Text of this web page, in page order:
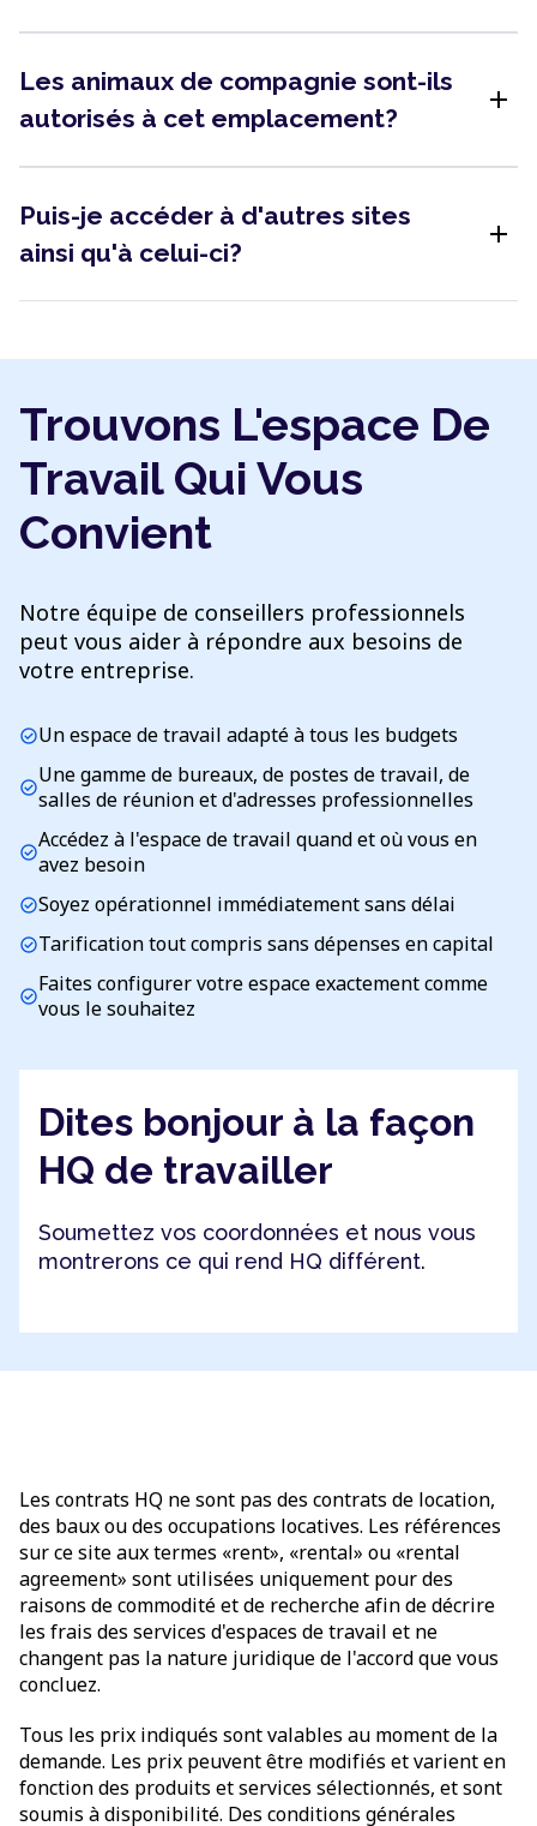
Les animaux de compagnie sont-ils
autorisés à cet emplacement?
add
Puis-je accéder à d'autres sites
ainsi qu'à celui-ci?
add
Trouvons L'espace De
Travail Qui Vous
Convient
Notre équipe de conseillers professionnels
peut vous aider à répondre aux besoins de
votre entreprise.
check_circleUn espace de travail adapté à tous les budgets
check_circleUne gamme de bureaux, de postes de travail, de
salles de réunion et d'adresses professionnelles
check_circleAccédez à l'espace de travail quand et où vous en
avez besoin
check_circleSoyez opérationnel immédiatement sans délai
check_circleTarification tout compris sans dépenses en capital
check_circleFaites configurer votre espace exactement comme
vous le souhaitez
Dites bonjour à la façon
HQ de travailler
Soumettez vos coordonnées et nous vous
montrerons ce qui rend HQ différent.
Les contrats HQ ne sont pas des contrats de location,
des baux ou des occupations locatives. Les références
sur ce site aux termes «rent», «rental» ou «rental
agreement» sont utilisées uniquement pour des
raisons de commodité et de recherche afin de décrire
les frais des services d'espaces de travail et ne
changent pas la nature juridique de l'accord que vous
concluez.
Tous les prix indiqués sont valables au moment de la
demande. Les prix peuvent être modifiés et varient en
fonction des produits et services sélectionnés, et sont
soumis à disponibilité. Des conditions générales